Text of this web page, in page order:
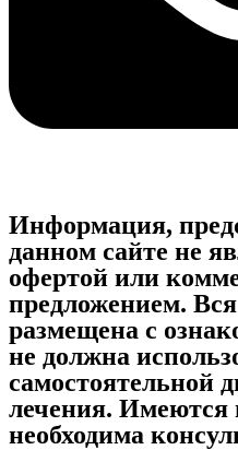
Информация,
данном сайте не
офертой или
предложением.
размещена с
не должна
самостоятельной
лечения. Имеются
необходима